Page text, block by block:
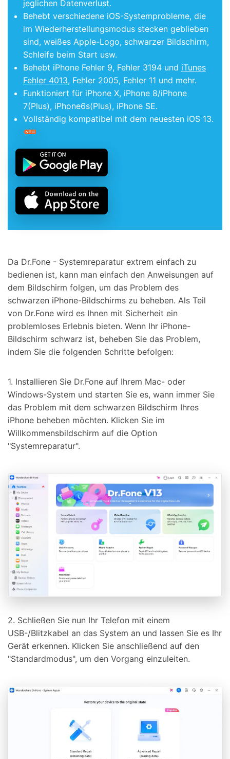
jeglichen Datenverlust.
Behebt verschiedene iOS-Systemprobleme, die
im Wiederherstellungsmodus stecken geblieben
sind, weißes Apple-Logo, schwarzer Bildschirm,
Schleife beim Start usw.
Behebt iPhone Fehler 9, Fehler 3194 und iTunes
Fehler 4013, Fehler 2005, Fehler 11 und mehr.
Funktioniert für iPhone X, iPhone 8/iPhone
7(Plus), iPhone6s(Plus), iPhone SE.
Vollständig kompatibel mit dem neuesten iOS 13.
Da Dr.Fone - Systemreparatur extrem einfach zu
bedienen ist, kann man einfach den Anweisungen auf
dem Bildschirm folgen, um das Problem des
schwarzen iPhone-Bildschirms zu beheben. Als Teil
von Dr.Fone wird es Ihnen mit Sicherheit ein
problemloses Erlebnis bieten. Wenn Ihr iPhone-
Bildschirm schwarz ist, beheben Sie das Problem,
indem Sie die folgenden Schritte befolgen:
1. Installieren Sie Dr.Fone auf Ihrem Mac- oder
Windows-System und starten Sie es, wann immer Sie
das Problem mit dem schwarzen Bildschirm Ihres
iPhone beheben möchten. Klicken Sie im
Willkommensbildschirm auf die Option
"Systemreparatur".
2. Schließen Sie nun Ihr Telefon mit einem
USB-/Blitzkabel an das System an und lassen Sie es Ihr
Gerät erkennen. Klicken Sie anschließend auf den
"Standardmodus", um den Vorgang einzuleiten.